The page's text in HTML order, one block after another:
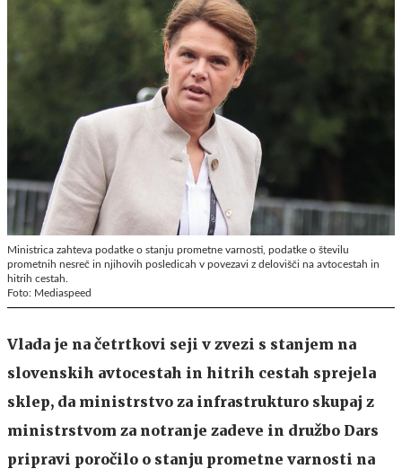
Ministrica zahteva podatke o stanju prometne varnosti, podatke o številu
prometnih nesreč in njihovih posledicah v povezavi z delovišči na avtocestah in
hitrih cestah.
Foto: Mediaspeed
Vlada je na četrtkovi seji v zvezi s stanjem na
slovenskih avtocestah in hitrih cestah sprejela
sklep, da ministrstvo za infrastrukturo skupaj z
ministrstvom za notranje zadeve in družbo Dars
pripravi poročilo o stanju prometne varnosti na